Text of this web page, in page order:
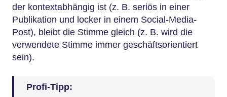
der kontextabhängig ist (z. B. seriös in einer
Publikation und locker in einem Social-Media-
Post), bleibt die Stimme gleich (z. B. wird die
verwendete Stimme immer geschäftsorientiert
sein).
Profi-Tipp: